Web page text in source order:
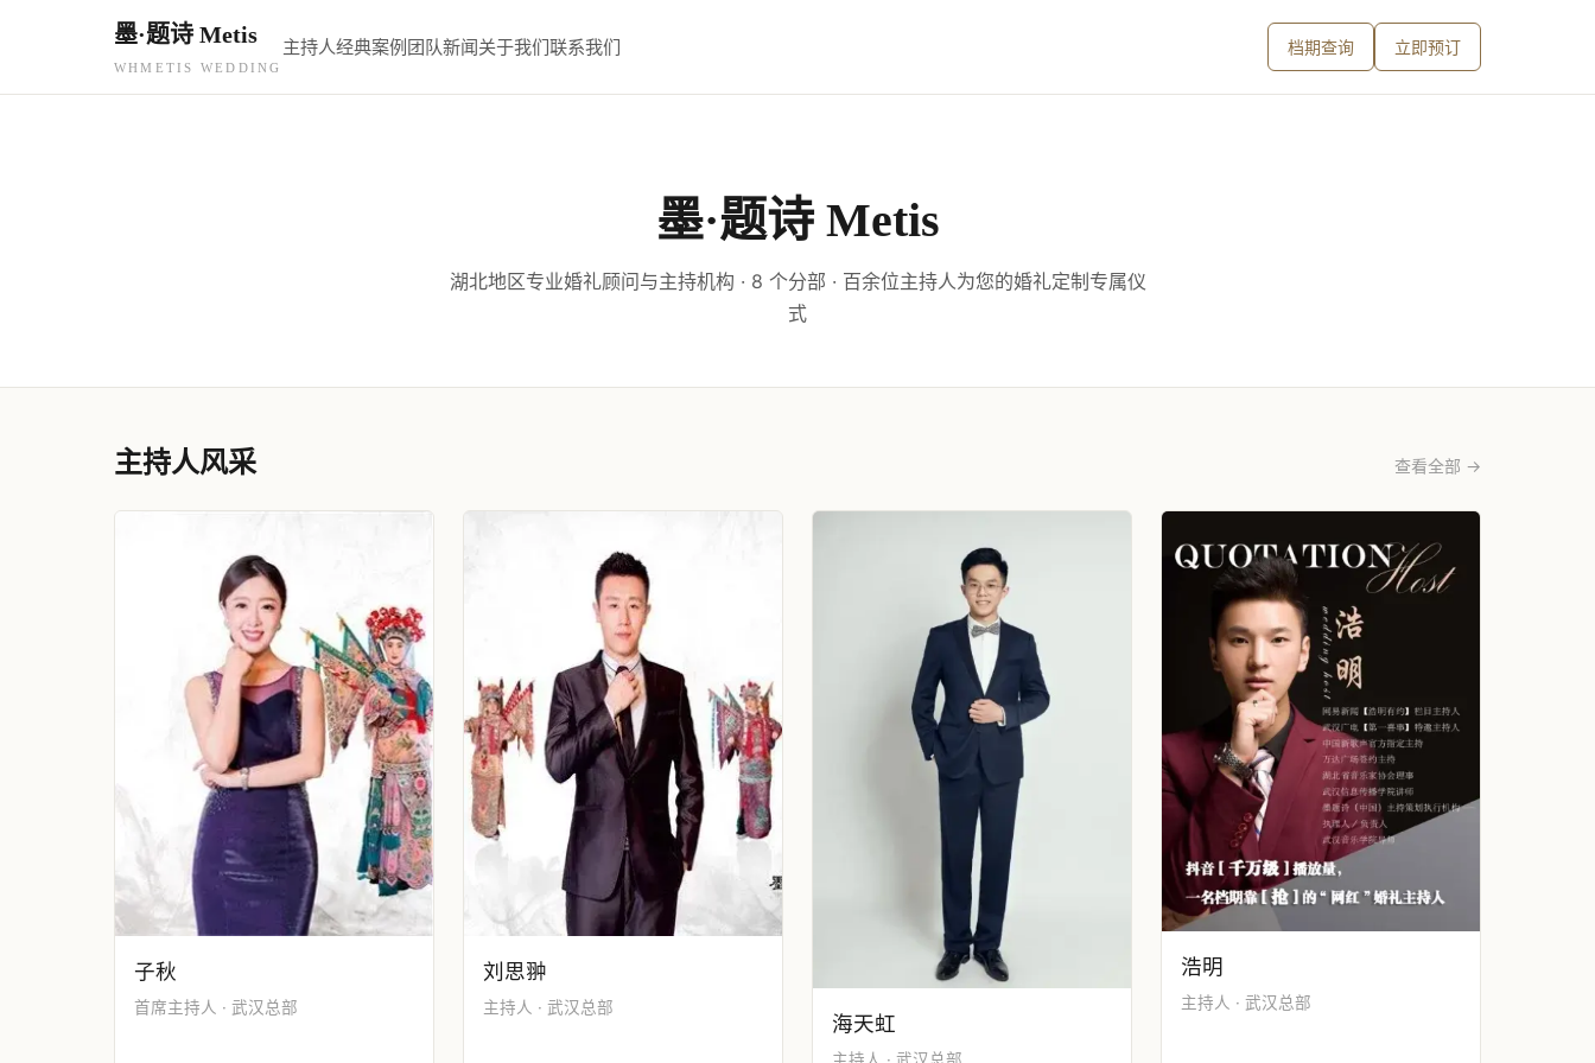
墨·题诗 Metis
WHMETIS WEDDING
主持人经典案例团队新闻关于我们联系我们 档期查询 立即预订
墨·题诗 Metis
湖北地区专业婚礼顾问与主持机构 · 8 个分部 · 百余位主持人为您的婚礼定制专属仪
式
主持人风采 查看全部 →
子秋
首席主持人 · 武汉总部
刘思翀
主持人 · 武汉总部
海天虹
浩明
主持人 · 武汉总部